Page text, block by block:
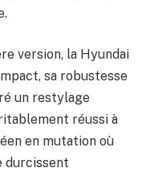
version, la Hyundai
sa robustesse
un restylage
réussi à
en mutation où
durcissent